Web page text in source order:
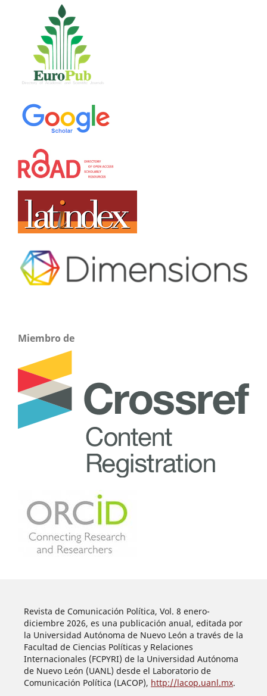
Miembro de
Revista de Comunicación Política, Vol. 8 enero-
diciembre 2026, es una publicación anual, editada por
la Universidad Autónoma de Nuevo León a través de la
Facultad de Ciencias Políticas y Relaciones
Internacionales (FCPYRI) de la Universidad Autónoma
de Nuevo León (UANL) desde el Laboratorio de
Comunicación Política (LACOP), http://lacop.uanl.mx.